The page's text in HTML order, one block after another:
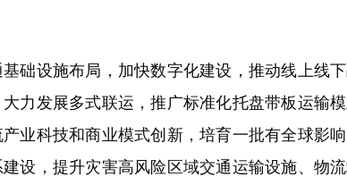
设施布局，加快数字化建设，推动线上线
力发展多式联运，推广标准化托盘带板运输
业科技和商业模式创新，培育一批有全球影
设，提升灾害高风险区域交通运输设施、物